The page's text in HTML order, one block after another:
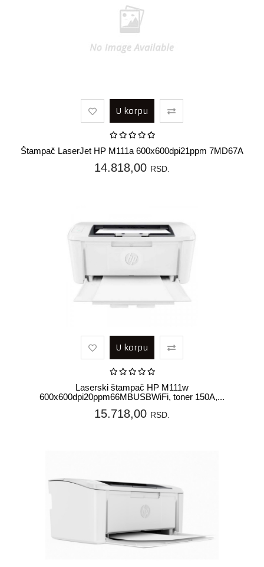
U korpu
Štampač LaserJet HP M111a 600x600dpi21ppm 7MD67A
14.818,00 RSD.
U korpu
Laserski štampač HP M111w
600x600dpi20ppm66MBUSBWiFi, toner 150A,...
15.718,00 RSD.